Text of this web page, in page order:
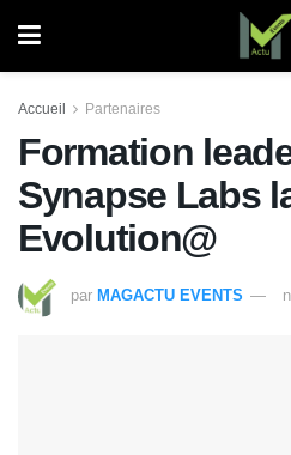
Accueil Partenaires
Formation
Synapse Labs
Evolution@
par MAGACTU EVENTS